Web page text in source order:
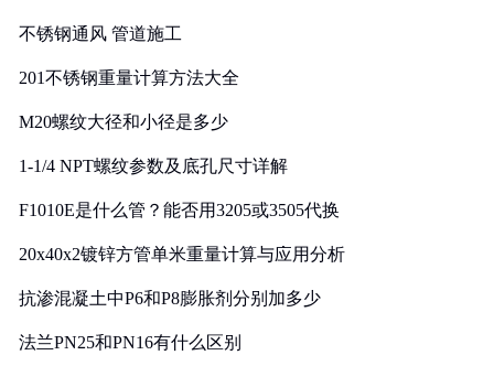
不锈钢通风 管道施工
201不锈钢重量计算方法大全
M20螺纹大径和小径是多少
1-1/4 NPT螺纹参数及底孔尺寸详解
F1010E是什么管？能否用3205或3505代换
20x40x2镀锌方管单米重量计算与应用分析
抗渗混凝土中P6和P8膨胀剂分别加多少
法兰PN25和PN16有什么区别